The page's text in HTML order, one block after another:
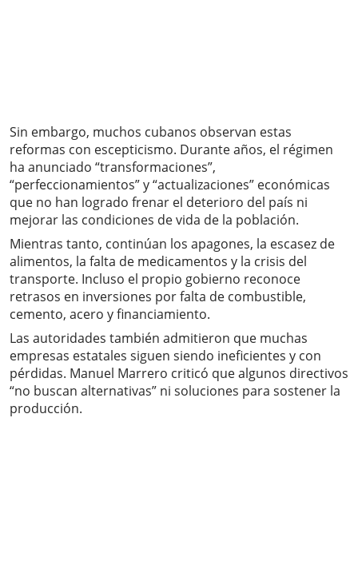
Sin embargo, muchos cubanos observan estas
reformas con escepticismo. Durante años, el régimen
ha anunciado “transformaciones”,
“perfeccionamientos” y “actualizaciones” económicas
que no han logrado frenar el deterioro del país ni
mejorar las condiciones de vida de la población.
Mientras tanto, continúan los apagones, la escasez de
alimentos, la falta de medicamentos y la crisis del
transporte. Incluso el propio gobierno reconoce
retrasos en inversiones por falta de combustible,
cemento, acero y financiamiento.
Las autoridades también admitieron que muchas
empresas estatales siguen siendo ineficientes y con
pérdidas. Manuel Marrero criticó que algunos directivos
“no buscan alternativas” ni soluciones para sostener la
producción.